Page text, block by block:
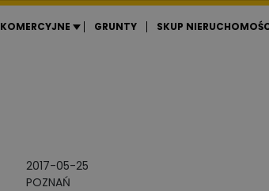
KOMERCYJNE GRUNTY SKUP
2017-05-25
POZNAŃ